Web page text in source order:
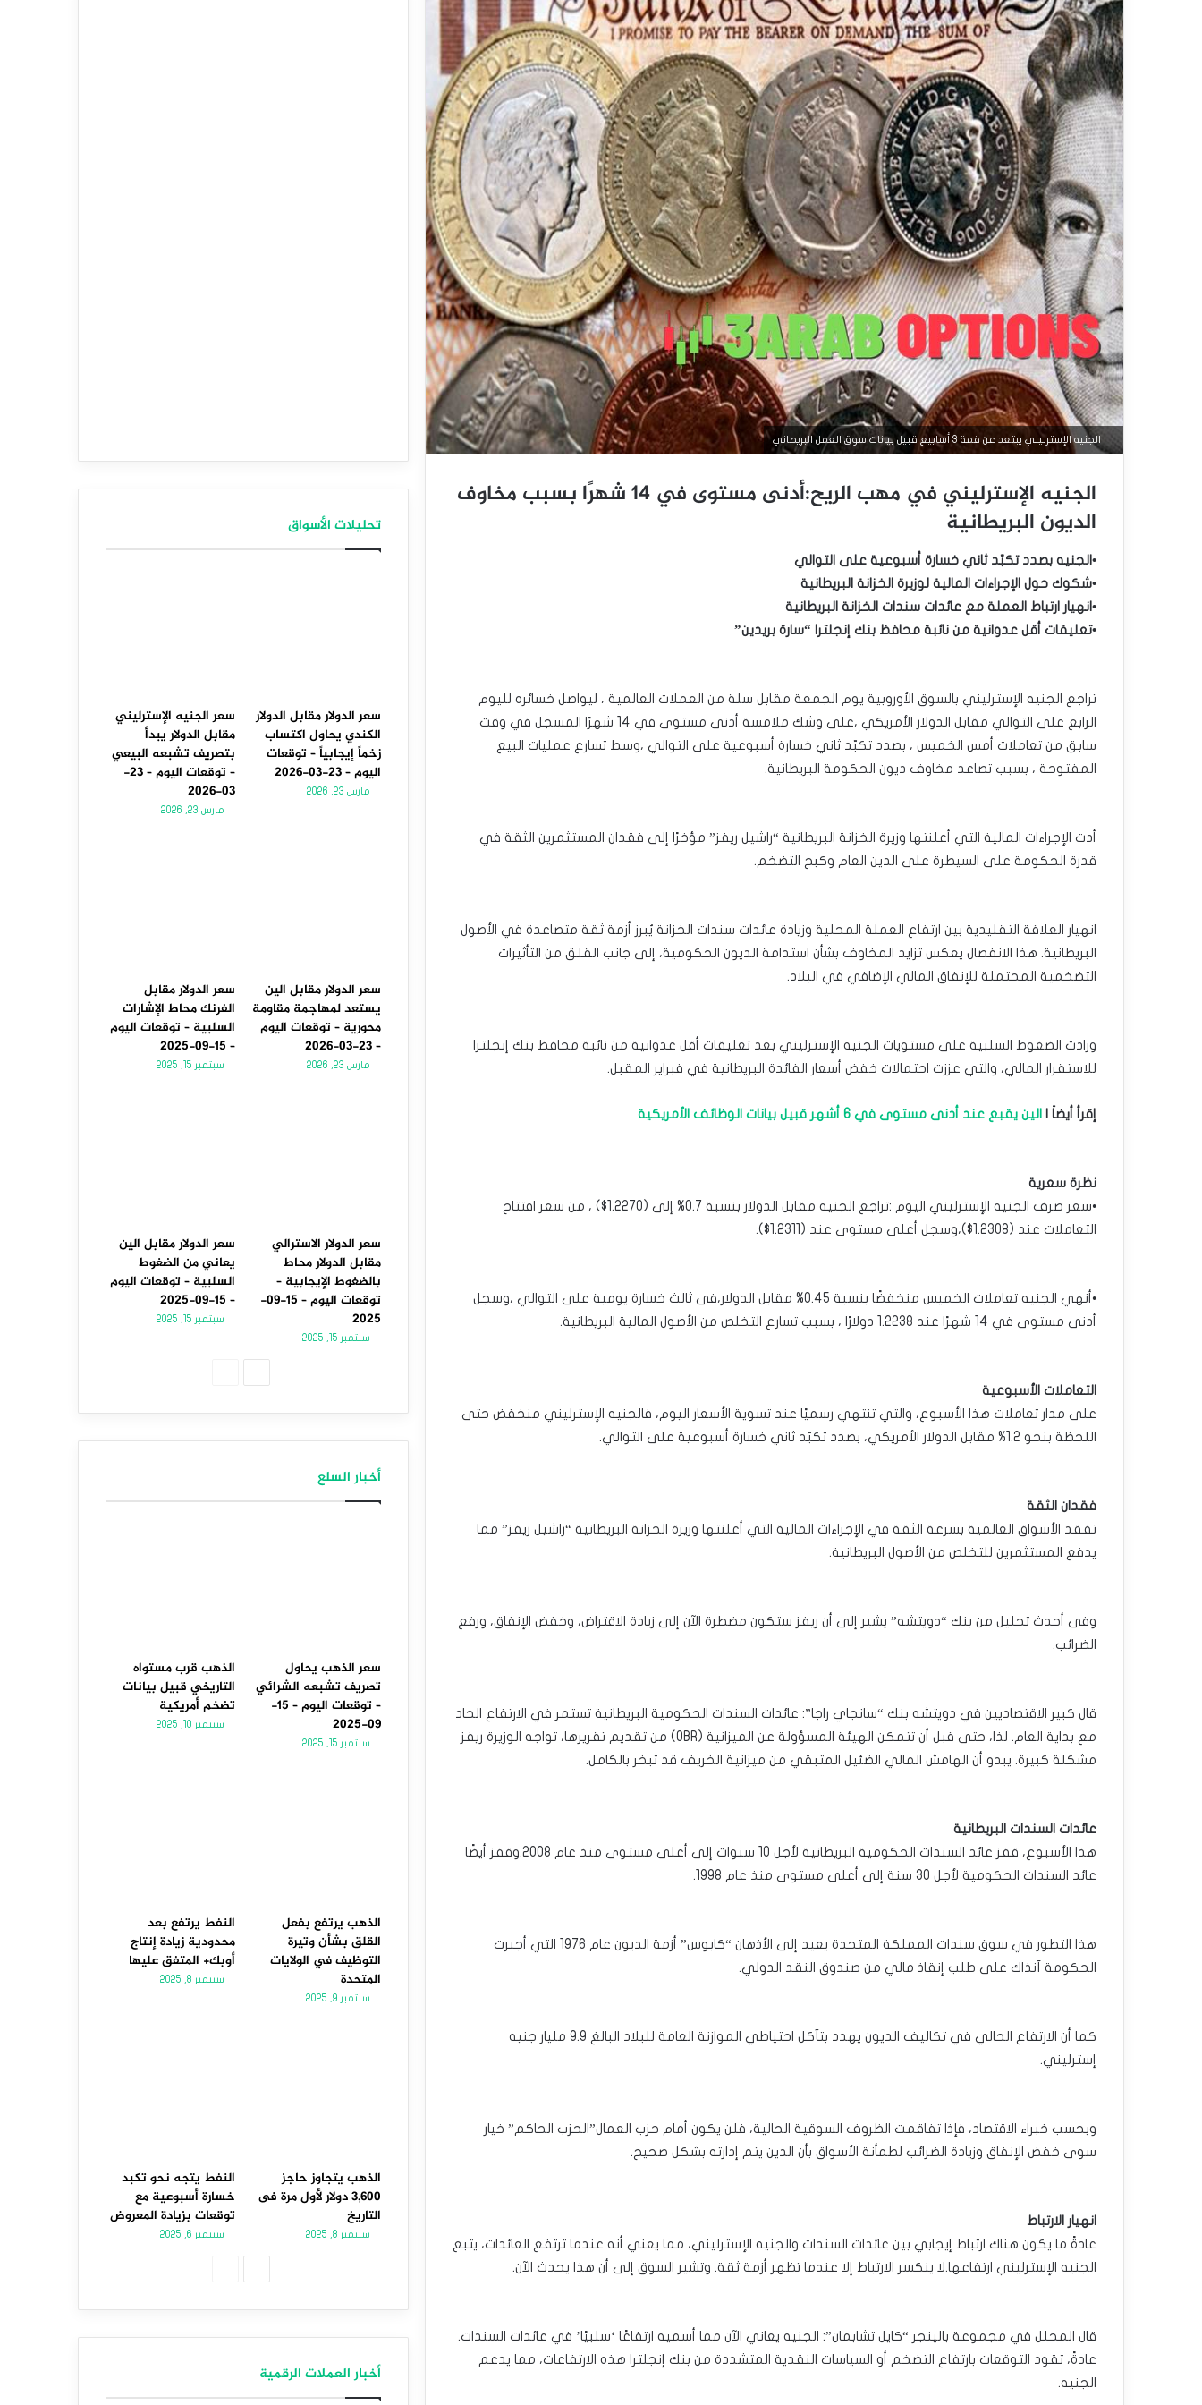
الجنيه الإسترليني يبتعد عن قمة 3 أسابيع قبيل بيانات سوق العمل البريطاني
الجنيه الإسترليني في مهب الريح:أدنى مستوى في 14 شهرًا بسبب مخاوف
الديون البريطانية
•الجنيه بصدد تكبّد ثاني خسارة أسبوعية على التوالي
•شكوك حول الإجراءات المالية لوزيرة الخزانة البريطانية
•انهيار ارتباط العملة مع عائدات سندات الخزانة البريطانية
•تعليقات أقل عدوانية من نائبة محافظ بنك إنجلترا “سارة بريدين”
تراجع الجنيه الإسترليني بالسوق الأوروبية يوم الجمعة مقابل سلة من العملات العالمية ، ليواصل خسائره لليوم
الرابع على التوالي مقابل الدولار الأمريكي ،على وشك ملامسة أدنى مستوى في 14 شهرًا المسجل في وقت
سابق من تعاملات أمس الخميس ، بصدد تكبّد ثاني خسارة أسبوعية على التوالي ،وسط تسارع عمليات البيع
المفتوحة ، بسبب تصاعد مخاوف ديون الحكومة البريطانية.
أدت الإجراءات المالية التي أعلنتها وزيرة الخزانة البريطانية “راشيل ريفز” مؤخرًا إلى فقدان المستثمرين الثقة في
قدرة الحكومة على السيطرة على الدين العام وكبح التضخم.
انهيار العلاقة التقليدية بين ارتفاع العملة المحلية وزيادة عائدات سندات الخزانة يُبرز أزمة ثقة متصاعدة في الأصول
البريطانية. هذا الانفصال يعكس تزايد المخاوف بشأن استدامة الديون الحكومية، إلى جانب القلق من التأثيرات
التضخمية المحتملة للإنفاق المالي الإضافي في البلاد.
وزادت الضغوط السلبية على مستويات الجنيه الإسترليني بعد تعليقات أقل عدوانية من نائبة محافظ بنك إنجلترا
للاستقرار المالي، والتي عززت احتمالات خفض أسعار الفائدة البريطانية في فبراير المقبل.
إقرأ أيضاَ | الين يقبع عند أدنى مستوى في 6 أشهر قبيل بيانات الوظائف الأمريكية
نظرة سعرية
•سعر صرف الجنيه الإسترليني اليوم :تراجع الجنيه مقابل الدولار بنسبة 0.7% إلى (1.2270$) ، من سعر افتتاح
التعاملات عند (1.2308$)،وسجل أعلى مستوى عند (1.2311$).
•أنهي الجنيه تعاملات الخميس منخفضًا بنسبة 0.45% مقابل الدولار،فى ثالث خسارة يومية على التوالي ،وسجل
أدنى مستوى في 14 شهرًا عند 1.2238 دولارًا ، بسبب تسارع التخلص من الأصول المالية البريطانية.
التعاملات الأسبوعية
على مدار تعاملات هذا الأسبوع، والتي تنتهي رسميًا عند تسوية الأسعار اليوم، فالجنيه الإسترليني منخفض حتى
اللحظة بنحو 1.2% مقابل الدولار الأمريكي، بصدد تكبّد ثاني خسارة أسبوعية على التوالي.
فقدان الثقة
تفقد الأسواق العالمية بسرعة الثقة في الإجراءات المالية التي أعلنتها وزيرة الخزانة البريطانية “راشيل ريفز” مما
يدفع المستثمرين للتخلص من الأصول البريطانية.
وفى أحدث تحليل من بنك “دويتشه” يشير إلى أن ريفز ستكون مضطرة الآن إلى زيادة الاقتراض، وخفض الإنفاق، ورفع
الضرائب.
قال كبير الاقتصاديين في دويتشه بنك “سانجاي راجا”: عائدات السندات الحكومية البريطانية تستمر في الارتفاع الحاد
مع بداية العام. لذا، حتى قبل أن تتمكن الهيئة المسؤولة عن الميزانية (OBR) من تقديم تقريرها، تواجه الوزيرة ريفز
مشكلة كبيرة. يبدو أن الهامش المالي الضئيل المتبقي من ميزانية الخريف قد تبخر بالكامل.
عائدات السندات البريطانية
هذا الأسبوع، قفز عائد السندات الحكومية البريطانية لأجل 10 سنوات إلى أعلى مستوى منذ عام 2008.وقفز أيضًا
عائد السندات الحكومية لأجل 30 سنة إلى أعلى مستوى منذ عام 1998.
هذا التطور في سوق سندات المملكة المتحدة يعيد إلى الأذهان “كابوس” أزمة الديون عام 1976 التي أجبرت
الحكومة آنذاك على طلب إنقاذ مالي من صندوق النقد الدولي.
كما أن الارتفاع الحالي في تكاليف الديون يهدد بتآكل احتياطي الموازنة العامة للبلاد البالغ 9.9 مليار جنيه
إسترليني.
وبحسب خبراء الاقتصاد، فإذا تفاقمت الظروف السوقية الحالية، فلن يكون أمام حزب العمال”الحزب الحاكم” خيار
سوى خفض الإنفاق وزيادة الضرائب لطمأنة الأسواق بأن الدين يتم إدارته بشكل صحيح.
انهيار الارتباط
عادةً ما يكون هناك ارتباط إيجابي بين عائدات السندات والجنيه الإسترليني، مما يعني أنه عندما ترتفع العائدات، يتبع
الجنيه الإسترليني ارتفاعها.لا ينكسر الارتباط إلا عندما تظهر أزمة ثقة. وتشير السوق إلى أن هذا يحدث الآن.
قال المحلل في مجموعة بالينجر “كايل تشابمان”: الجنيه يعاني الآن مما أسميه ارتفاعًا ‘سلبيًا’ في عائدات السندات.
عادةً، تقود التوقعات بارتفاع التضخم أو السياسات النقدية المتشددة من بنك إنجلترا هذه الارتفاعات، مما يدعم
الجنيه.
تحليلات الأسواق
سعر الدولار مقابل الدولار
الكندي يحاول اكتساب
زخماً إيجابياً – توقعات
اليوم – 23-03-2026
مارس 23, 2026
سعر الجنيه الإسترليني
مقابل الدولار يبدأ
بتصريف تشبعه البيعي
– توقعات اليوم – 23-
03-2026
مارس 23, 2026
سعر الدولار مقابل الين
يستعد لمهاجمة مقاومة
محورية – توقعات اليوم
– 23-03-2026
مارس 23, 2026
سعر الدولار مقابل
الفرنك محاط الإشارات
السلبية – توقعات اليوم
– 15-09-2025
سبتمبر 15, 2025
سعر الدولار الاسترالي
مقابل الدولار محاط
بالضغوط الإيجابية –
توقعات اليوم – 15-09-
2025
سبتمبر 15, 2025
سعر الدولار مقابل الين
يعاني من الضغوط
السلبية – توقعات اليوم
– 15-09-2025
سبتمبر 15, 2025
أخبار السلع
سعر الذهب يحاول
تصريف تشبعه الشرائي
– توقعات اليوم – 15-
09-2025
سبتمبر 15, 2025
الذهب قرب مستواه
التاريخي قبيل بيانات
تضخم أمريكية
سبتمبر 10, 2025
الذهب يرتفع بفعل
القلق بشأن وتيرة
التوظيف في الولايات
المتحدة
سبتمبر 9, 2025
النفط يرتفع بعد
محدودية زيادة إنتاج
أوبك+ المتفق عليها
سبتمبر 8, 2025
الذهب يتجاوز حاجز
3,600 دولار لأول مرة فى
التاريخ
سبتمبر 8, 2025
النفط يتجه نحو تكبد
خسارة أسبوعية مع
توقعات بزيادة المعروض
سبتمبر 6, 2025
أخبار العملات الرقمية